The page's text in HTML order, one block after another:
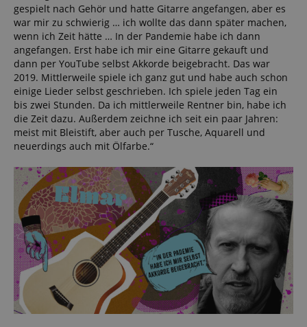
gespielt nach Gehör und hatte Gitarre angefangen, aber es
war mir zu schwierig … ich wollte das dann später machen,
wenn ich Zeit hätte … In der Pandemie habe ich dann
angefangen. Erst habe ich mir eine Gitarre gekauft und
dann per YouTube selbst Akkorde beigebracht. Das war
2019. Mittlerweile spiele ich ganz gut und habe auch schon
einige Lieder selbst geschrieben. Ich spiele jeden Tag ein
bis zwei Stunden. Da ich mittlerweile Rentner bin, habe ich
die Zeit dazu. Außerdem zeichne ich seit ein paar Jahren:
meist mit Bleistift, aber auch per Tusche, Aquarell und
neuerdings auch mit Ölfarbe.“